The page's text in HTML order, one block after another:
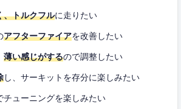
、トルクフルに走りたい
アフターファイアを改善したい
薄い感じがするので調整したい
し、サーキットを存分に楽しみたい
チューニングを楽しみたい